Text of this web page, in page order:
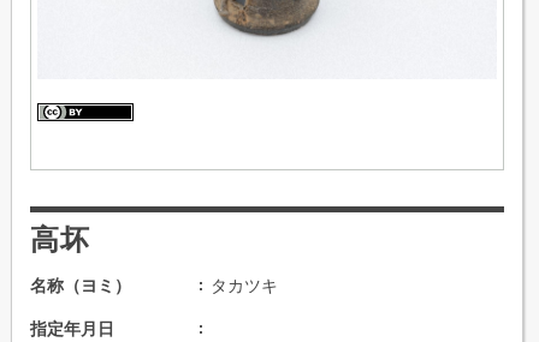
高坏
名称（ヨミ） タカツキ
指定年月日